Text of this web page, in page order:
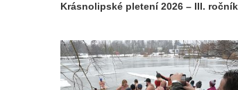
Krásnolipské pletení 2026 – III. ročník